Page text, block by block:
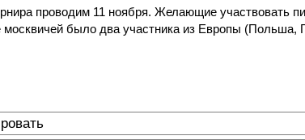
проводим 11 ноября. Желающие участвовать
москвичей было два участника из Европы (Польша,